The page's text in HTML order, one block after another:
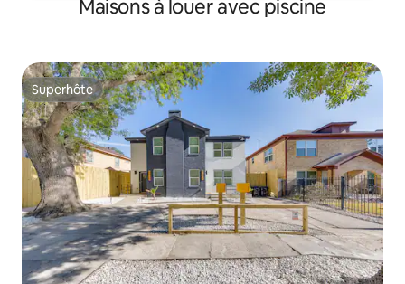
Maisons à louer avec piscine
Superhôte
Superhôte